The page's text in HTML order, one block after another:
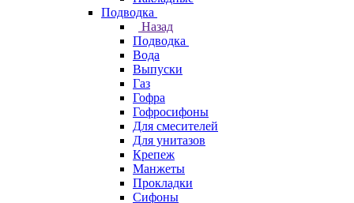
Подводка
Назад
Подводка
Вода
Выпуски
Газ
Гофра
Гофросифоны
Для смесителей
Для унитазов
Крепеж
Манжеты
Прокладки
Сифоны